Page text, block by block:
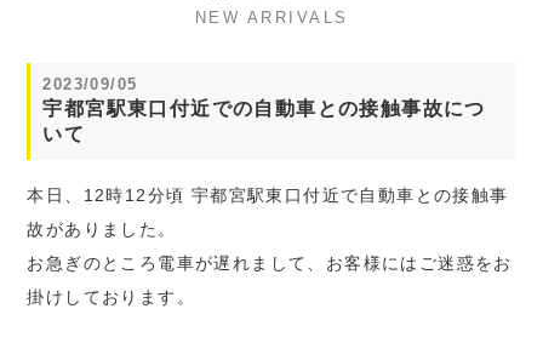
NEW ARRIVALS
2023/09/05
宇都宮駅東口付近での自動車との接触事故につ
いて
本日、12時12分頃 宇都宮駅東口付近で自動車との接触事
故がありました。
お急ぎのところ電車が遅れまして、お客様にはご迷惑をお
掛けしております。